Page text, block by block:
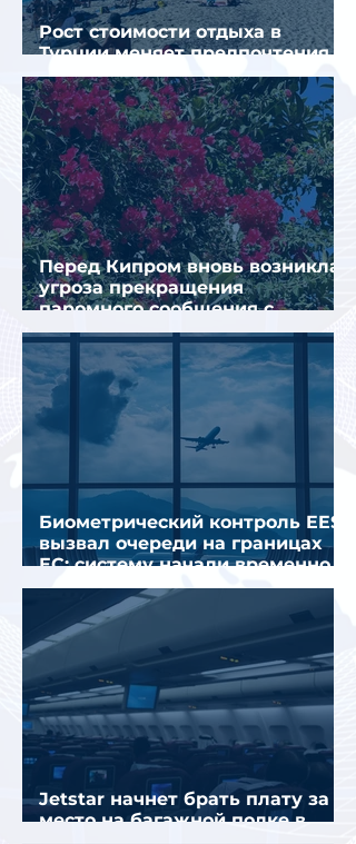
Рост стоимости отдыха в
Турции меняет предпочтения
туристов
Перед Кипром вновь возникла
угроза прекращения
паромного сообщения с
Грецией
Биометрический контроль EES
вызвал очереди на границах
ЕС: систему начали временно
отключать
Jetstar начнет брать плату за
место на багажной полке в